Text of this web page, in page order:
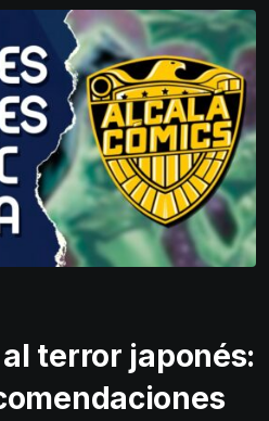
terror japonés: